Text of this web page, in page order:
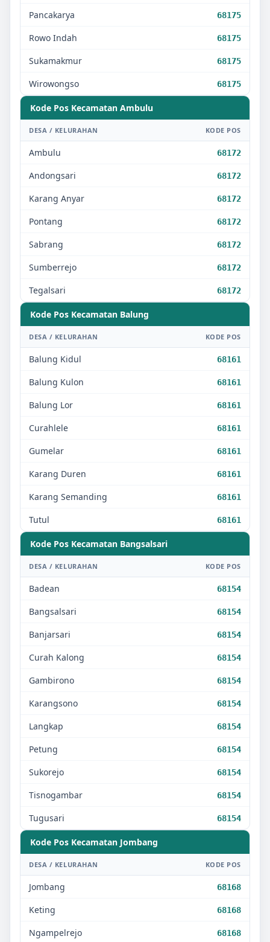
Pancakarya 68175
Rowo Indah 68175
Sukamakmur 68175
Wirowongso 68175
Kode Pos Kecamatan Ambulu
DESA / KELURAHAN KODE POS
Ambulu 68172
Andongsari 68172
Karang Anyar 68172
Pontang 68172
Sabrang 68172
Sumberrejo 68172
Tegalsari 68172
Kode Pos Kecamatan Balung
DESA / KELURAHAN KODE POS
Balung Kidul 68161
Balung Kulon 68161
Balung Lor 68161
Curahlele 68161
Gumelar 68161
Karang Duren 68161
Karang Semanding 68161
Tutul 68161
Kode Pos Kecamatan Bangsalsari
DESA / KELURAHAN KODE POS
Badean 68154
Bangsalsari 68154
Banjarsari 68154
Curah Kalong 68154
Gambirono 68154
Karangsono 68154
Langkap 68154
Petung 68154
Sukorejo 68154
Tisnogambar 68154
Tugusari 68154
Kode Pos Kecamatan Jombang
DESA / KELURAHAN KODE POS
Jombang 68168
Keting 68168
Ngampelrejo 68168